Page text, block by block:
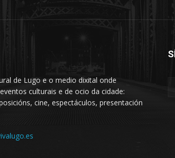
de Lugo e o medio dixital onde
culturais e de ocio da cidade:
cine, espectáculos, presentación